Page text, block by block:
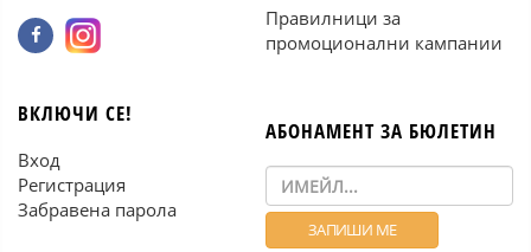
Правилници за
промоционални кампании
ВКЛЮЧИ СЕ!
Вход
Регистрация
Забравена парола
АБОНАМЕНТ ЗА БЮЛЕТИН